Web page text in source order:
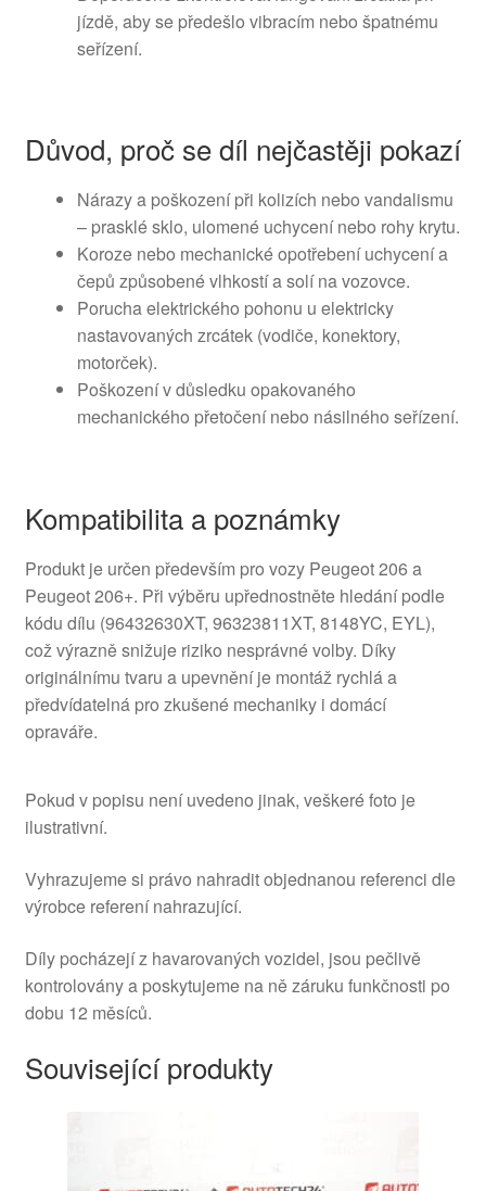
jízdě, aby se předešlo vibracím nebo špatnému
seřízení.
Důvod, proč se díl nejčastěji pokazí
Nárazy a poškození při kolizích nebo vandalismu
– prasklé sklo, ulomené uchycení nebo rohy krytu.
Koroze nebo mechanické opotřebení uchycení a
čepů způsobené vlhkostí a solí na vozovce.
Porucha elektrického pohonu u elektricky
nastavovaných zrcátek (vodiče, konektory,
motorček).
Poškození v důsledku opakovaného
mechanického přetočení nebo násilného seřízení.
Kompatibilita a poznámky
Produkt je určen především pro vozy Peugeot 206 a
Peugeot 206+. Při výběru upřednostněte hledání podle
kódu dílu (96432630XT, 96323811XT, 8148YC, EYL),
což výrazně snižuje riziko nesprávné volby. Díky
originálnímu tvaru a upevnění je montáž rychlá a
předvídatelná pro zkušené mechaniky i domácí
opraváře.
Pokud v popisu není uvedeno jinak, veškeré foto je
ilustrativní.
Vyhrazujeme si právo nahradit objednanou referenci dle
výrobce referení nahrazující.
Díly pocházejí z havarovaných vozidel, jsou pečlivě
kontrolovány a poskytujeme na ně záruku funkčnosti po
dobu 12 měsíců.
Související produkty